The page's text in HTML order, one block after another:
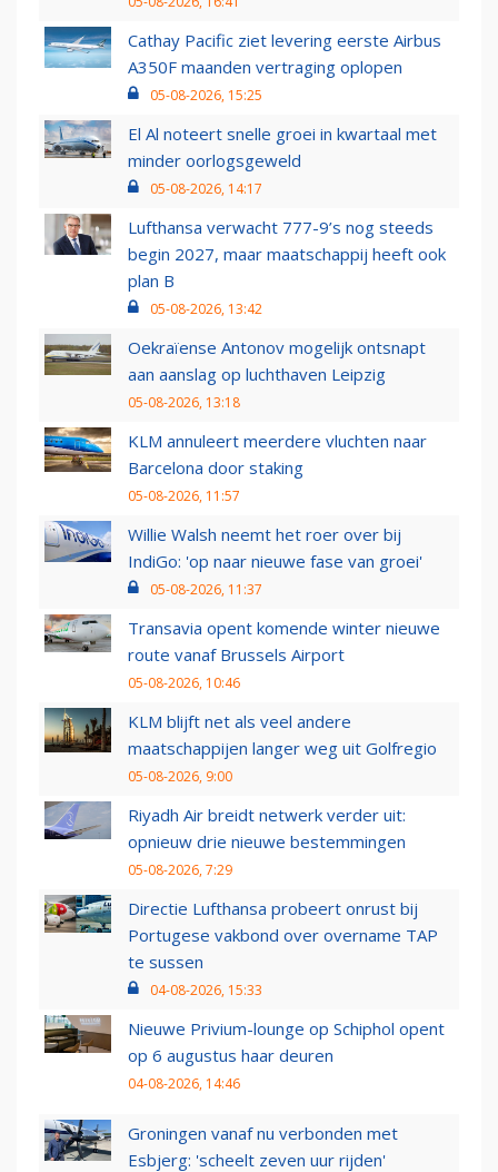
Cathay Pacific ziet levering eerste Airbus
A350F maanden vertraging oplopen
05-08-2026, 15:25
El Al noteert snelle groei in kwartaal met
minder oorlogsgeweld
05-08-2026, 14:17
Lufthansa verwacht 777-9’s nog steeds
begin 2027, maar maatschappij heeft ook
plan B
05-08-2026, 13:42
Oekraïense Antonov mogelijk ontsnapt
aan aanslag op luchthaven Leipzig
05-08-2026, 13:18
KLM annuleert meerdere vluchten naar
Barcelona door staking
05-08-2026, 11:57
Willie Walsh neemt het roer over bij
IndiGo: 'op naar nieuwe fase van groei'
05-08-2026, 11:37
Transavia opent komende winter nieuwe
route vanaf Brussels Airport
05-08-2026, 10:46
KLM blijft net als veel andere
maatschappijen langer weg uit Golfregio
05-08-2026, 9:00
Riyadh Air breidt netwerk verder uit:
opnieuw drie nieuwe bestemmingen
05-08-2026, 7:29
Directie Lufthansa probeert onrust bij
Portugese vakbond over overname TAP
te sussen
04-08-2026, 15:33
Nieuwe Privium-lounge op Schiphol opent
op 6 augustus haar deuren
04-08-2026, 14:46
Groningen vanaf nu verbonden met
Esbjerg: 'scheelt zeven uur rijden'